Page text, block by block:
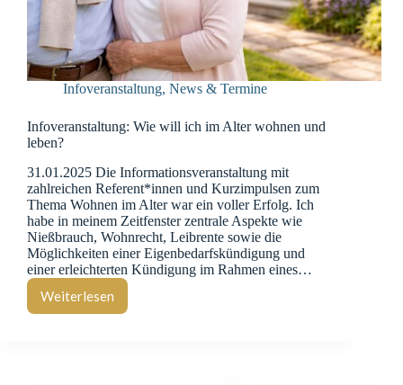
Infoveranstaltung, News & Termine
Infoveranstaltung: Wie will ich im Alter wohnen und
leben?
31.01.2025 Die Informationsveranstaltung mit
zahlreichen Referent*innen und Kurzimpulsen zum
Thema Wohnen im Alter war ein voller Erfolg. Ich
habe in meinem Zeitfenster zentrale Aspekte wie
Nießbrauch, Wohnrecht, Leibrente sowie die
Möglichkeiten einer Eigenbedarfskündigung und
einer erleichterten Kündigung im Rahmen eines…
WeiterlesenInfoveranstaltung:
Wie